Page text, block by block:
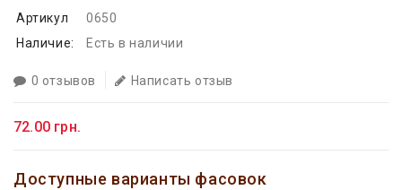
Артикул
0650
Наличие:
Есть в наличии
0 отзывов Написать отзыв
72.00 грн.
Доступные варианты фасовок